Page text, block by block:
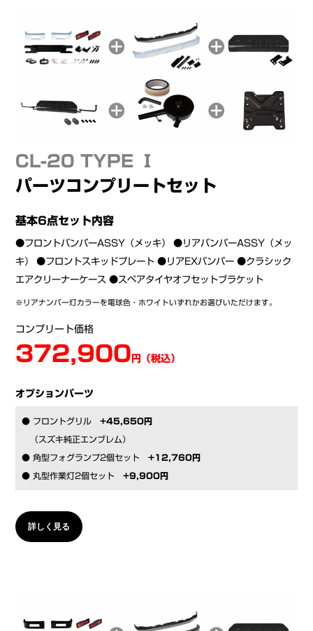
CL-20 TYPE Ⅰ
パーツコンプリートセット
基本6点セット内容
●フロントバンパーASSY（メッキ） ●リアバンパーASSY（メッ
キ） ●フロントスキッドプレート ●リアEXバンパー ●クラシック
エアクリーナーケース ●スペアタイヤオフセットブラケット
※リアナンバー灯カラーを電球色・ホワイトいずれかお選びいただけます。
コンプリート価格
372,900 円（税込）
オプションパーツ
● フロントグリル +45,650円
（スズキ純正エンブレム）
● 角型フォグランプ2個セット +12,760円
● 丸型作業灯2個セット +9,900円
詳しく見る